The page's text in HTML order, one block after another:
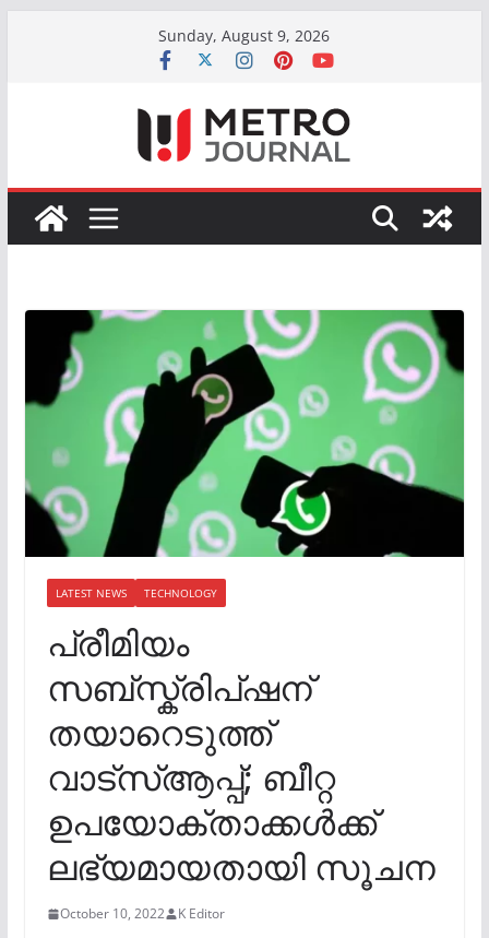
Sunday, August 9, 2026
LATEST NEWS TECHNOLOGY
പ്രീമിയം
സബ്സ്ക്രിപ്ഷന്
തയാറെടുത്ത്
വാട്സ്ആപ്പ്; ബീറ്റ
ഉപയോക്താക്കൾക്ക്
ലഭ്യമായതായി സൂചന
October 10, 2022 K Editor